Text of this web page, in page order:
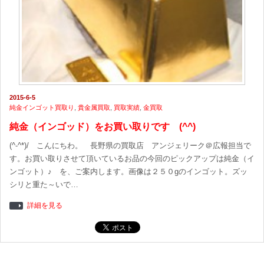
2015-6-5
純金インゴット買取り
貴金属買取 買取実績 金買取
純金（インゴッド）をお買い取りです (^^)
(^-^*)/ こんにちわ。 長野県の買取店 アンジェリーク＠広報担当で
す。お買い取りさせて頂いているお品の今回のピックアップは純金（イ
ンゴット）♪ を、ご案内します。画像は２５０gのインゴット。ズッ
シリと重た～いで…
詳細を見る